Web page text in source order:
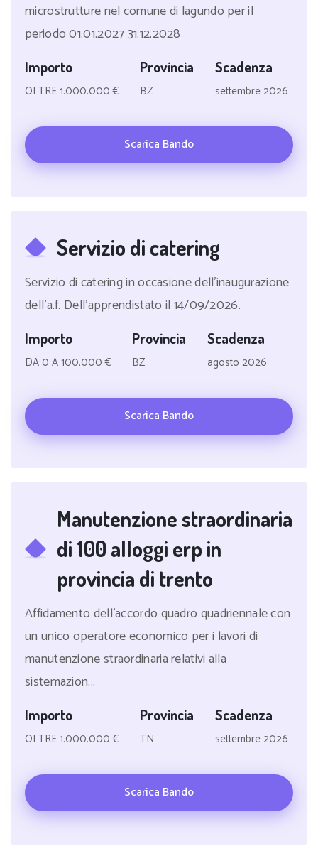
microstrutture nel comune di lagundo per il
periodo 01.01.2027 31.12.2028
Importo
OLTRE 1.000.000 €
Provincia
BZ
Scadenza
settembre 2026
Scarica Bando
Servizio di catering
Servizio di catering in occasione dell'inaugurazione
dell'a.f. Dell'apprendistato il 14/09/2026.
Importo
DA 0 A 100.000 €
Provincia
BZ
Scadenza
agosto 2026
Scarica Bando
Manutenzione straordinaria
di 100 alloggi erp in
provincia di trento
Affidamento dell'accordo quadro quadriennale con
un unico operatore economico per i lavori di
manutenzione straordinaria relativi alla
sistemazion...
Importo
OLTRE 1.000.000 €
Provincia
TN
Scadenza
settembre 2026
Scarica Bando